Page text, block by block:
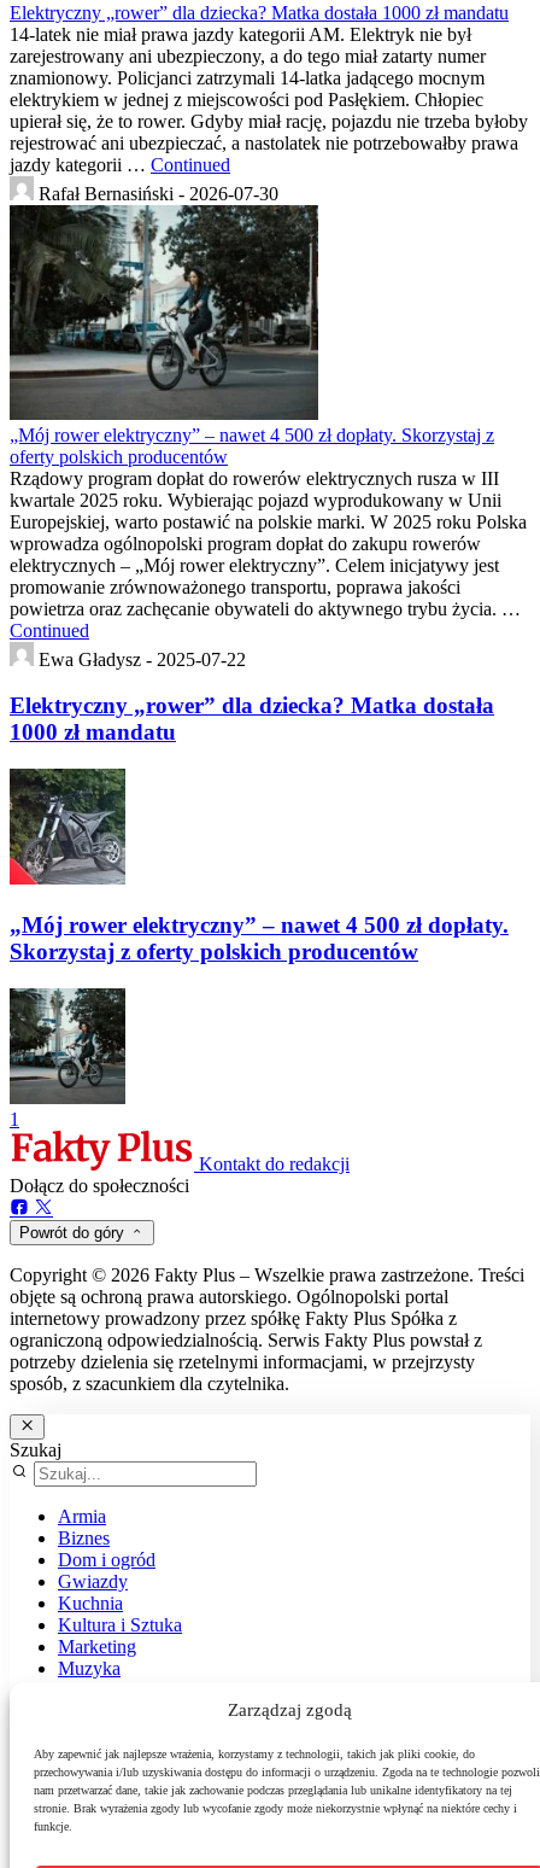
Zarządzaj zgodą
Aby zapewnić jak najlepsze wrażenia, korzystamy z technologii, takich jak pliki cookie, do
przechowywania i/lub uzyskiwania dostępu do informacji o urządzeniu. Zgoda na te technologie pozwoli
nam przetwarzać dane, takie jak zachowanie podczas przeglądania lub unikalne identyfikatory na tej
stronie. Brak wyrażenia zgody lub wycofanie zgody może niekorzystnie wpłynąć na niektóre cechy i
funkcje.
Elektryczny „rower” dla dziecka? Matka dostała 1000 zł mandatu
14-latek nie miał prawa jazdy kategorii AM. Elektryk nie był
zarejestrowany ani ubezpieczony, a do tego miał zatarty numer
znamionowy. Policjanci zatrzymali 14-latka jadącego mocnym
elektrykiem w jednej z miejscowości pod Pasłękiem. Chłopiec
upierał się, że to rower. Gdyby miał rację, pojazdu nie trzeba byłoby
rejestrować ani ubezpieczać, a nastolatek nie potrzebowałby prawa
jazdy kategorii … Continued
Rafał Bernasiński - 2026-07-30
„Mój rower elektryczny” – nawet 4 500 zł dopłaty. Skorzystaj z
oferty polskich producentów
Rządowy program dopłat do rowerów elektrycznych rusza w III
kwartale 2025 roku. Wybierając pojazd wyprodukowany w Unii
Europejskiej, warto postawić na polskie marki. W 2025 roku Polska
wprowadza ogólnopolski program dopłat do zakupu rowerów
elektrycznych – „Mój rower elektryczny”. Celem inicjatywy jest
promowanie zrównoważonego transportu, poprawa jakości
powietrza oraz zachęcanie obywateli do aktywnego trybu życia. …
Continued
Ewa Gładysz - 2025-07-22
Elektryczny „rower” dla dziecka? Matka dostała
1000 zł mandatu
„Mój rower elektryczny” – nawet 4 500 zł dopłaty.
Skorzystaj z oferty polskich producentów
1
Kontakt do redakcji
Dołącz do społeczności
Powrót do góry
Copyright © 2026 Fakty Plus – Wszelkie prawa zastrzeżone. Treści
objęte są ochroną prawa autorskiego. Ogólnopolski portal
internetowy prowadzony przez spółkę Fakty Plus Spółka z
ograniczoną odpowiedzialnością. Serwis Fakty Plus powstał z
potrzeby dzielenia się rzetelnymi informacjami, w przejrzysty
sposób, z szacunkiem dla czytelnika.
Szukaj
Armia
Biznes
Dom i ogród
Gwiazdy
Kuchnia
Kultura i Sztuka
Marketing
Muzyka
Polityka
Sport
Środowisko
Styl
Zdrowie